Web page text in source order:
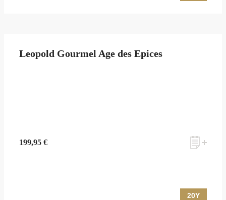
Leopold Gourmel Age des Epices
199,95 €
20Y